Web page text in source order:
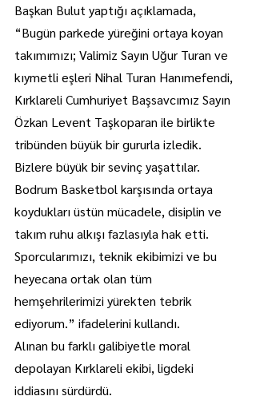
Başkan Bulut yaptığı açıklamada,
“Bugün parkede yüreğini ortaya koyan
takımımızı; Valimiz Sayın Uğur Turan ve
kıymetli eşleri Nihal Turan Hanımefendi,
Kırklareli Cumhuriyet Başsavcımız Sayın
Özkan Levent Taşkoparan ile birlikte
tribünden büyük bir gururla izledik.
Bizlere büyük bir sevinç yaşattılar.
Bodrum Basketbol karşısında ortaya
koydukları üstün mücadele, disiplin ve
takım ruhu alkışı fazlasıyla hak etti.
Sporcularımızı, teknik ekibimizi ve bu
heyecana ortak olan tüm
hemşehrilerimizi yürekten tebrik
ediyorum.” ifadelerini kullandı.
Alınan bu farklı galibiyetle moral
depolayan Kırklareli ekibi, ligdeki
iddiasını sürdürdü.